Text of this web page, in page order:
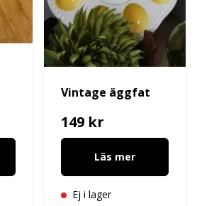
Vintage äggfat
149 kr
Läs mer
Ej i lager